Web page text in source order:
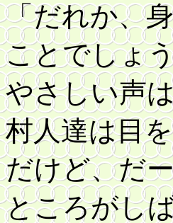
「だれか、
ことでしょ
やさしい声
村人達は目
だけど、だ
ところがし